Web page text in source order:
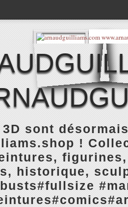
sont
!
historique,